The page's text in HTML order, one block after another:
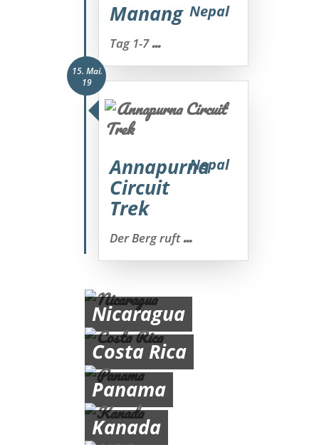
Manang Nepal
Tag 1-7...
15. Mai.
19
Annapurna
Circuit
Trek
Nepal
Der Berg ruft...
Nicaragua
Costa Rica
Panama
Kanada